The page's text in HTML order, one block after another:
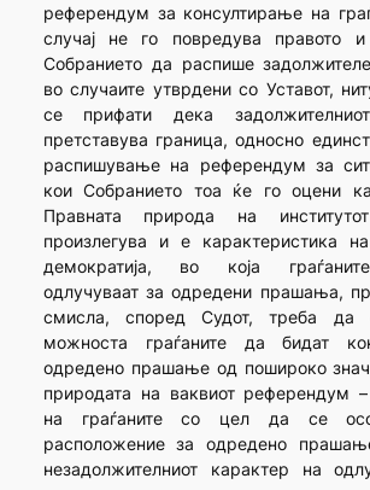
референдум за консултирање на
случај не го повредува правото
Собранието да распише
во случаите утврдени со Уставот,
се прифати дека
претставува граница, односно
распишување на референдум за
кои Собранието тоа ќе го оцени
Правната природа на
произлегува и е карактеристика
демократија, во која
одлучуваат за одредени прашања,
смисла, според Судот, треба да
можноста граѓаните да бидат
одредено прашање од пошироко
природата на ваквиот референдум
на граѓаните со цел да се
расположение за одредено
незадолжителниот карактер на